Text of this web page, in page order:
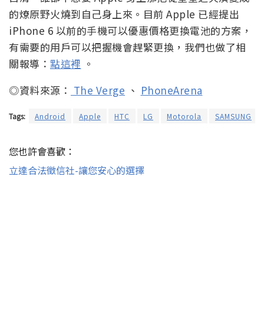
的燎原野火燒到自己身上來。目前 Apple 已經提出
iPhone 6 以前的手機可以優惠價格更換電池的方案，
有需要的用戶可以把握機會趕緊更換，我們也做了相
關報導： 點這裡 。
◎資料來源： The Verge 、 PhoneArena
Tags: Android Apple HTC LG Motorola SAMSUNG
您也許會喜歡：
立達合法徵信社-讓您安心的選擇